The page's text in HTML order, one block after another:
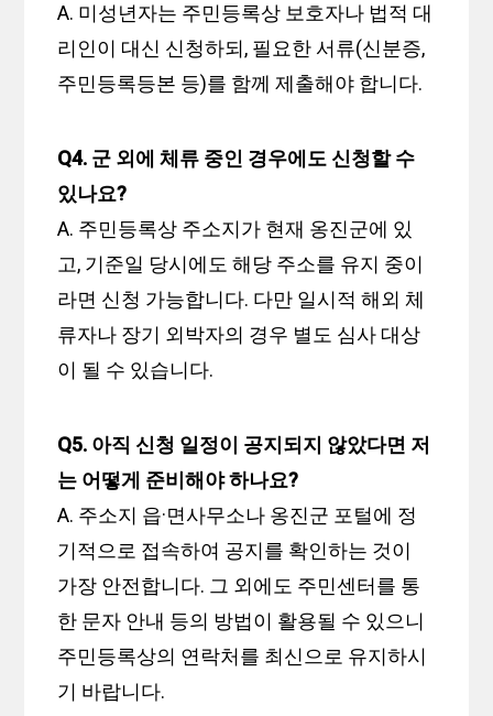
A. 미성년자는 주민등록상 보호자나 법적 대
리인이 대신 신청하되, 필요한 서류(신분증,
주민등록등본 등)를 함께 제출해야 합니다.
Q4. 군 외에 체류 중인 경우에도 신청할 수
있나요?
A. 주민등록상 주소지가 현재 옹진군에 있
고, 기준일 당시에도 해당 주소를 유지 중이
라면 신청 가능합니다. 다만 일시적 해외 체
류자나 장기 외박자의 경우 별도 심사 대상
이 될 수 있습니다.
Q5. 아직 신청 일정이 공지되지 않았다면 저
는 어떻게 준비해야 하나요?
A. 주소지 읍·면사무소나 옹진군 포털에 정
기적으로 접속하여 공지를 확인하는 것이
가장 안전합니다. 그 외에도 주민센터를 통
한 문자 안내 등의 방법이 활용될 수 있으니
주민등록상의 연락처를 최신으로 유지하시
기 바랍니다.